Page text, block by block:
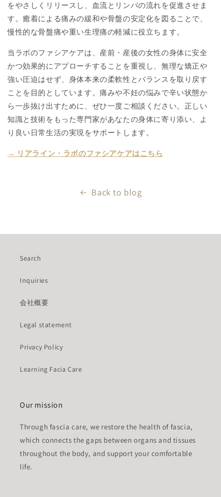
をやさしくリリースし、血流とリンパの流れを促進させま
す。癒着による痛みの緩和や骨盤の安定化を図ることで、
慢性的な骨盤痛や重い生理痛の軽減に役立ちます。
当ラボのファシアケアは、産前・産後の女性の身体に安全
かつ効果的にアプローチすることを重視し、無理な矯正や
強い圧迫はせず、身体本来の柔軟性とバランスを取り戻す
ことを目的としています。痛みや不妊の悩みで辛い状態か
ら一歩抜け出すために、ぜひ一度ご相談ください。正しい
知識と技術をもった専門家があなたの身体に寄り添い、よ
り良い日常生活の実現をサポートします。
→ リアライン・ラボのファシアケアはこちら
Back to blog
Search
Inquiries
会社概要
Legal statement
Privacy Policy
Learning Facia Care
Our mission
Through fascia care, we restore the health of fascia,
which connects the gaps between organs and tissues
throughout the body, and support your comfortable
life.